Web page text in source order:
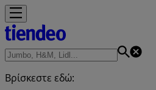
Βρίσκεστε εδώ: